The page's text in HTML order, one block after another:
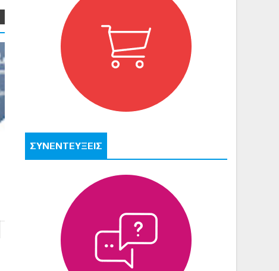
ΣΥΝΕΝΤΕΥΞΕΙΣ